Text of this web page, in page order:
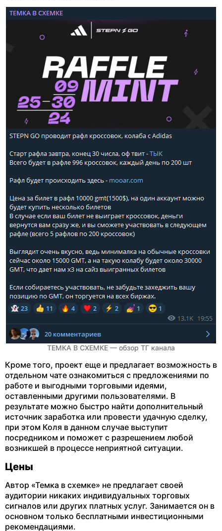
ТЕМКА В СХЕМКЕ — обзор ТГ канала
Кроме того, проект еще и предлагает возможность в
отдельном чате ознакомиться с предложениями по
работе и выгодными торговыми идеями,
оставленными другими пользователями. В
результате можно быстро найти дополнительный
источник заработка или провести удачную сделку,
при этом Коля в данном случае выступит
посредником и поможет с разрешением любой
возникшей в процессе неприятной ситуации.
Цены
Автор «Темка в схемке» не предлагает своей
аудитории никаких индивидуальных торговых
сигналов или других платных услуг. Занимается он в
основном только бесплатными инвестиционными
рекомендациями.